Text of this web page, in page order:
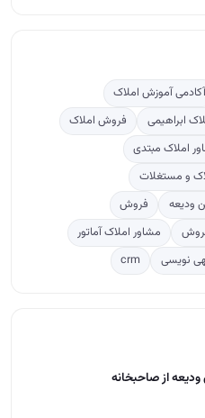
آموزش املاک
ابراهیمی
فروش املاک
املاک مبتدی
و مستغلات
ودیعه
فروش
مشاور املاک آماتور
نویسی crm
از صاحبخانه